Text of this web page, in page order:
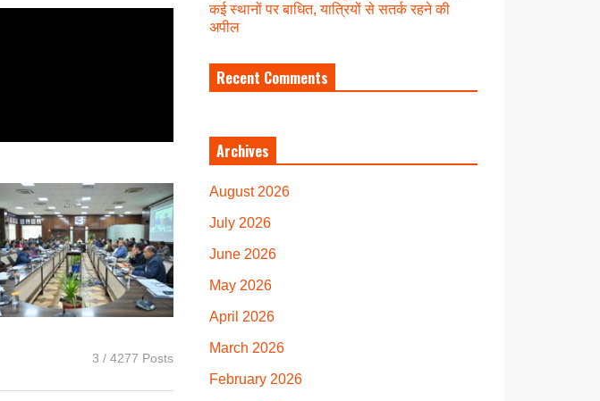
3 / 4277 Posts
कई स्थानों पर बाधित, यात्रियों से सतर्क रहने की
अपील
Recent Comments
Archives
August 2026
July 2026
June 2026
May 2026
April 2026
March 2026
February 2026